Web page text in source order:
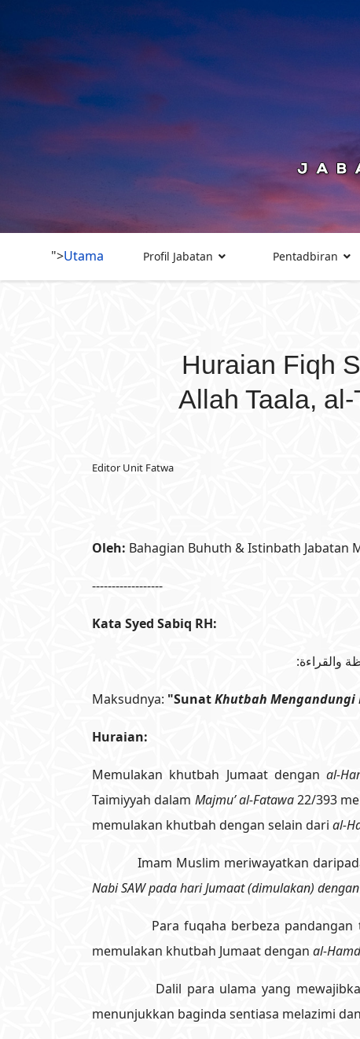
">Utama Profil Jabatan Pentadbiran
Huraian Fiqh
Allah Taala,
Editor Unit Fatwa
Oleh: Bahagian Buhuth & Istinbath Jabatan
------------------
Kata Syed Sabiq RH:
والقراءة:
Maksudnya: "SunatKhutbah Mengandungi
Huraian:
Memulakan khutbah Jumaat denganal-
Taimiyyah dalam Majmu’ al-Fatawa22/393
memulakan khutbah dengan selain dari al-
Nabi SAW pada hari Jumaat (dimulakan)
Para fuqaha berbeza pandangan
memulakan khutbah Jumaat dengan al-
Dalil para ulama yang
menunjukkan baginda sentiasa melazimi